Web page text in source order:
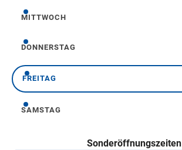
Mittwoch
MITTWOCH
Donnerstag
DONNERSTAG
Freitag
FREITAG
Samstag
SAMSTAG
Sonderöffnungszeiten